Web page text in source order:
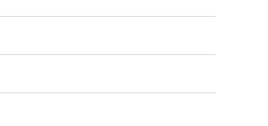
您需要填写单独的健康调查问
赔付。（保险将终止，所付保费将
束的一些情况包括：